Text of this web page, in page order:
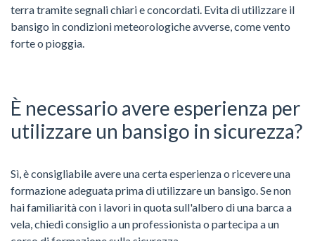
terra tramite segnali chiari e concordati. Evita di utilizzare il
bansigo in condizioni meteorologiche avverse, come vento
forte o pioggia.
È necessario avere esperienza per
utilizzare un bansigo in sicurezza?
Sì, è consigliabile avere una certa esperienza o ricevere una
formazione adeguata prima di utilizzare un bansigo. Se non
hai familiarità con i lavori in quota sull'albero di una barca a
vela, chiedi consiglio a un professionista o partecipa a un